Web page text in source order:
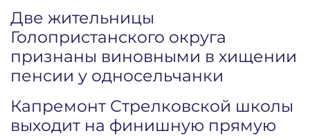
Две жительницы
Голопристанского округа
признаны виновными в хищении
пенсии у односельчанки
Капремонт Стрелковской школы
выходит на финишную прямую